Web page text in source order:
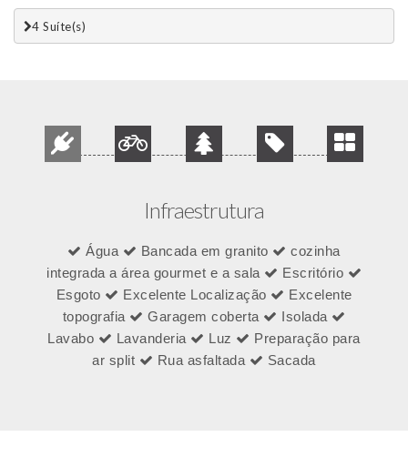
4 Suí­te(s)
Infraestrutura
Água Bancada em granito
cozinha
integrada a área gourmet e a sala
Escritório
Esgoto
Excelente Localização
Excelente
topografia
Garagem coberta
Isolada
Lavabo
Lavanderia Luz
Preparação para
ar split
Rua asfaltada Sacada